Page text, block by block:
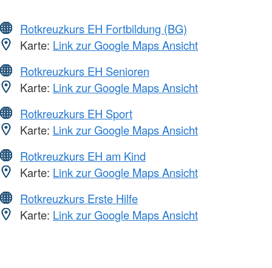
Rotkreuzkurs EH Fortbildung (BG)
Karte: Link zur Google Maps Ansicht
Rotkreuzkurs EH Senioren
Karte: Link zur Google Maps Ansicht
Rotkreuzkurs EH Sport
Karte: Link zur Google Maps Ansicht
Rotkreuzkurs EH am Kind
Karte: Link zur Google Maps Ansicht
Rotkreuzkurs Erste Hilfe
Karte: Link zur Google Maps Ansicht